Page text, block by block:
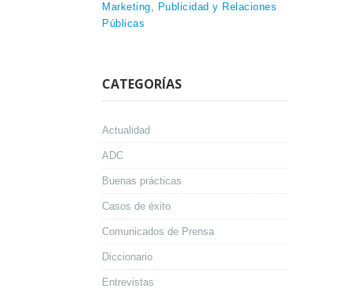
Marketing, Publicidad y Relaciones
Públicas
CATEGORÍAS
Actualidad
ADC
Buenas prácticas
Casos de éxito
Comunicados de Prensa
Diccionario
Entrevistas